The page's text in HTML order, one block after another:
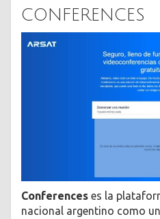
CONFERENCES
Conferences es la
nacional argentino como